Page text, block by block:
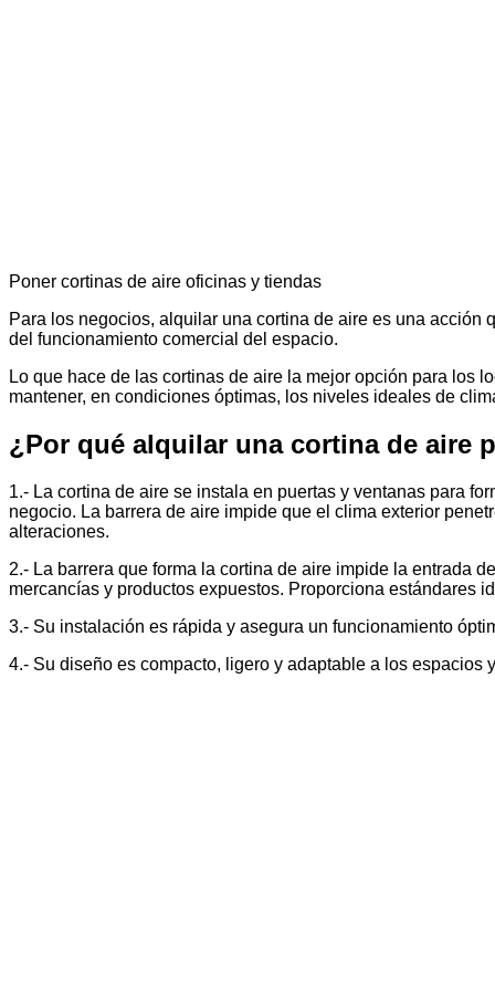
Poner cortinas de aire oficinas y tiendas
Para los negocios, alquilar una cortina de aire es una
del funcionamiento comercial del espacio.
Lo que hace de las cortinas de aire la mejor opción para los
mantener, en condiciones óptimas, los niveles ideales de
¿Por qué alquilar una cortina de aire
1.- La cortina de aire se instala en puertas y ventanas para
negocio. La barrera de aire impide que el clima exterior
alteraciones.
2.- La barrera que forma la cortina de aire impide la entrada
mercancías y productos expuestos. Proporciona estándares
3.- Su instalación es rápida y asegura un funcionamiento
4.- Su diseño es compacto, ligero y adaptable a los espacios